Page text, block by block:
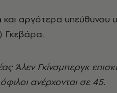
και αργότερα υπεύθυνου
Γκεβάρα.
Άλεν Γκίνσμπεργκ
ανέρχονται σε 45.